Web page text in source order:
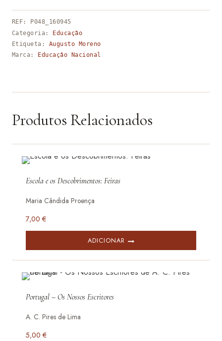
REF: P048_160945
Categoria:
Educação
Etiqueta: Augusto Moreno
Marca:
Educação Nacional
Produtos Relacionados
Escola e os Descobrimentos: Feiras
Maria Cândida Proença
7,00 €
ADICIONAR
Portugal – Os Nossos Escritores
A. C. Pires de Lima
5,00 €